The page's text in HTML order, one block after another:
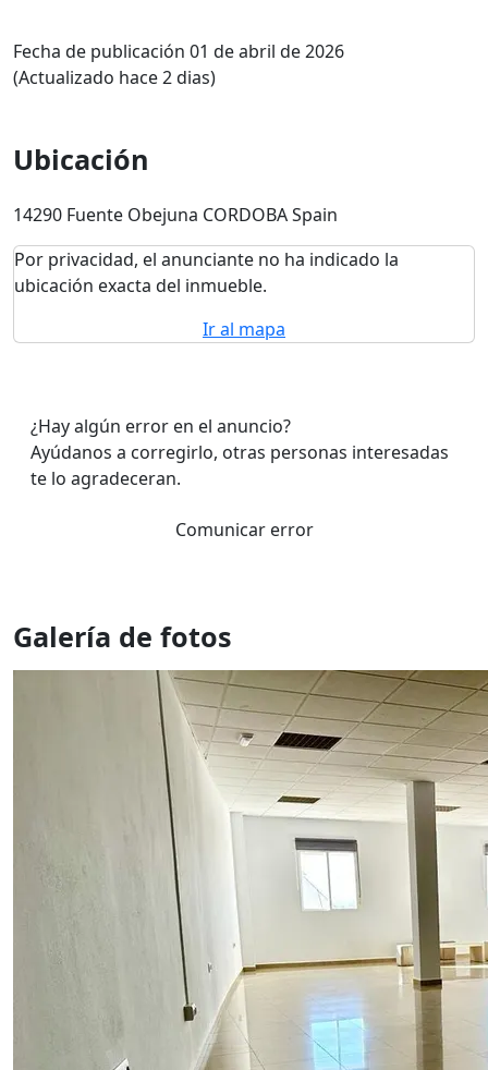
Fecha de publicación 01 de abril de 2026
(Actualizado hace 2 dias)
Ubicación
14290 Fuente Obejuna CORDOBA Spain
Por privacidad, el anunciante no ha indicado la
ubicación exacta del inmueble.
Ir al mapa
¿Hay algún error en el anuncio?
Ayúdanos a corregirlo, otras personas interesadas
te lo agradeceran.
Comunicar error
Galería de fotos